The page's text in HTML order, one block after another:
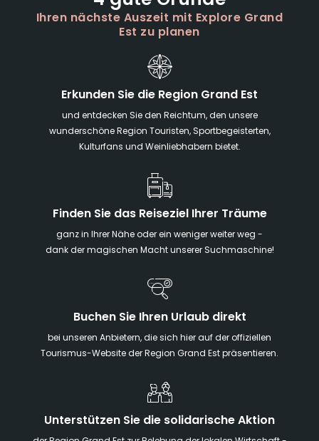
Ihren nächste Auszeit mit Explore Grand
Est zu planen
Erkunden Sie die Region Grand Est
und entdecken Sie den Reichtum, den unsere
wunderschöne Region Touristen, Sportbegeisterten,
Kulturfans und Weinliebhabern bietet.
Finden Sie das Reiseziel Ihrer Träume
ganz in Ihrer Nähe oder ein weniger weiter weg -
dank der magischen Macht unserer Suchmaschine!
Buchen Sie Ihren Urlaub direkt
bei unseren Anbietern, die sich hier auf der offiziellen
Tourismus-Website der Region Grand Est präsentieren.
Unterstützen Sie die solidarische Aktion